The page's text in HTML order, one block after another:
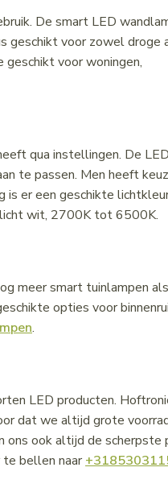
De smart LED
geschikt voor zowel droge
geschikt voor woningen,
qua instellingen. De
te passen. Men heeft
er een geschikte
wit, 2700K tot 6500K.
meer smart tuinlampen
opties voor
.
LED producten.
dat we altijd grote
ook altijd de scherpste
te bellen naar